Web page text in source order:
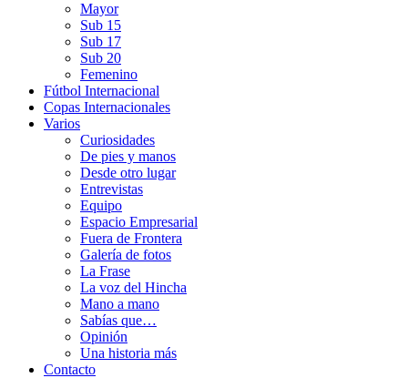
Mayor
Sub 15
Sub 17
Sub 20
Femenino
Fútbol Internacional
Copas Internacionales
Varios
Curiosidades
De pies y manos
Desde otro lugar
Entrevistas
Equipo
Espacio Empresarial
Fuera de Frontera
Galería de fotos
La Frase
La voz del Hincha
Mano a mano
Sabías que…
Opinión
Una historia más
Contacto